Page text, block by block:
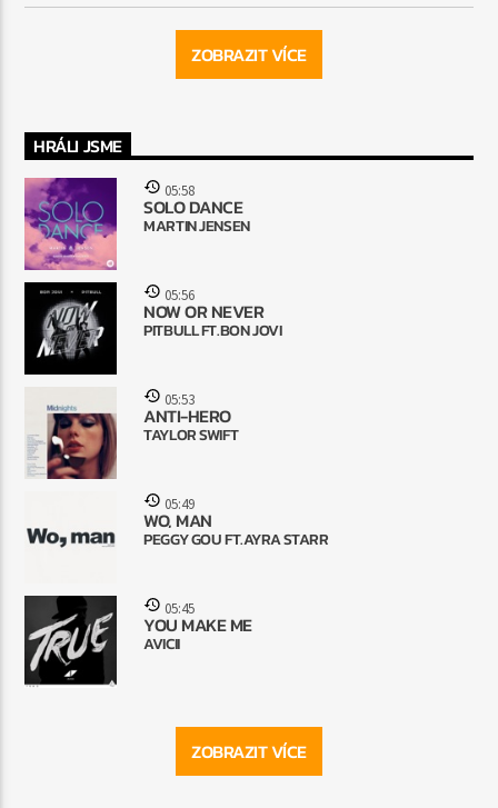
ZOBRAZIT VÍCE
HRÁLI JSME
05:58
SOLO DANCE
MARTIN JENSEN
05:56
NOW OR NEVER
PITBULL FT.BON JOVI
05:53
ANTI-HERO
TAYLOR SWIFT
05:49
WO, MAN
PEGGY GOU FT.AYRA STARR
05:45
YOU MAKE ME
AVICII
ZOBRAZIT VÍCE